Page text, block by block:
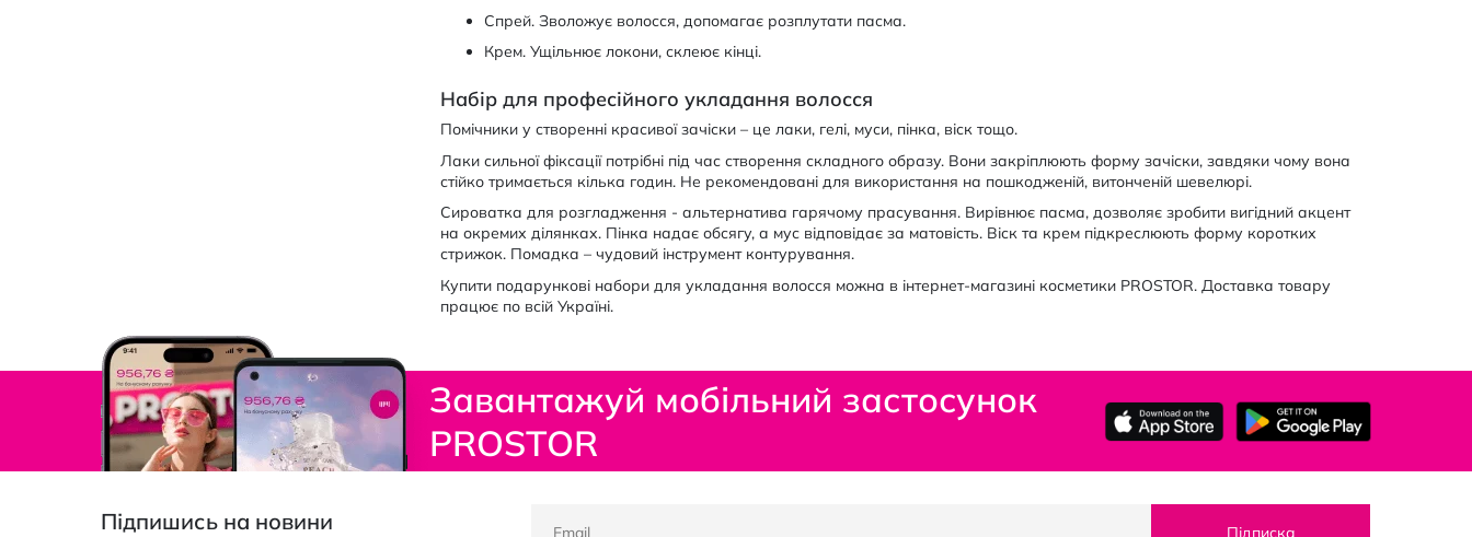
Спрей. Зволожує волосся, допомагає розплутати пасма.
Крем. Ущільнює локони, склеює кінці.
Набір для професійного укладання волосся
Помічники у створенні красивої зачіски – це лаки, гелі, муси, пінка, віск тощо.
Лаки сильної фіксації потрібні під час створення складного образу. Вони закріплюють форму зачіски, завдяки чому вона
стійко тримається кілька годин. Не рекомендовані для використання на пошкодженій, витонченій шевелюрі.
Сироватка для розгладження - альтернатива гарячому прасування. Вирівнює пасма, дозволяє зробити вигідний акцент
на окремих ділянках. Пінка надає обсягу, а мус відповідає за матовість. Віск та крем підкреслюють форму коротких
стрижок. Помадка – чудовий інструмент контурування.
Купити подарункові набори для укладання волосся можна в інтернет-магазині косметики PROSTOR. Доставка товару
працює по всій Україні.
Завантажуй мобільний застосунок
PROSTOR
Підпишись на новини Підписка